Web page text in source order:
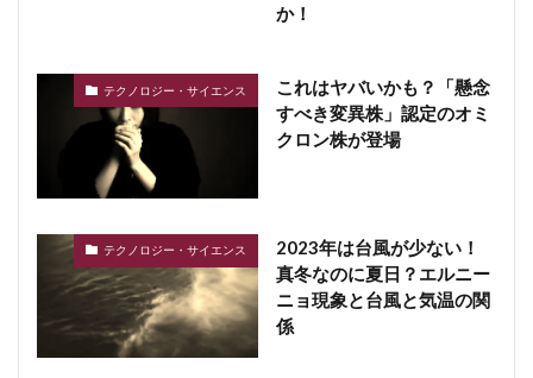
か！
テクノロジー・サイエンス
これはヤバいかも？「懸念
すべき変異株」認定のオミ
クロン株が登場
テクノロジー・サイエンス
2023年は台風が少ない！
真冬なのに夏日？エルニー
ニョ現象と台風と気温の関
係